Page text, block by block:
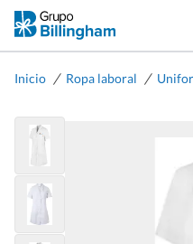
Inicio / Ropa laboral /